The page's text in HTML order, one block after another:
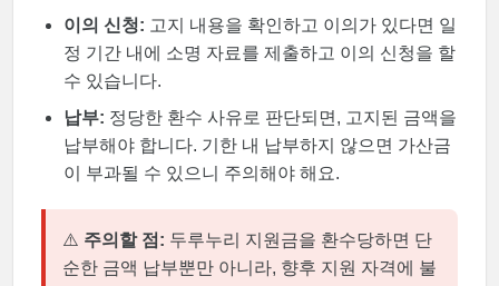
이의 신청: 고지 내용을 확인하고 이의가 있다면 일
정 기간 내에 소명 자료를 제출하고 이의 신청을 할
수 있습니다.
납부: 정당한 환수 사유로 판단되면, 고지된 금액을
납부해야 합니다. 기한 내 납부하지 않으면 가산금
이 부과될 수 있으니 주의해야 해요.
⚠️ 주의할 점: 두루누리 지원금을 환수당하면 단
순한 금액 납부뿐만 아니라, 향후 지원 자격에 불